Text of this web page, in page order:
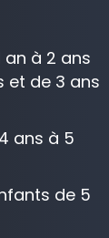
à 2 ans
et de 3 ans
ans à 5
de 5